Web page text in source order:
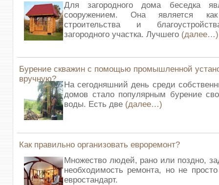
Для загородного дома беседка
сооружением. Она является
строительства и
загородного участка. Лучшего (далее…)
Бурение скважин с помощью промышленной
вручную?
На сегодняшний день среди
домов стало популярным бурение
воды. Есть две (далее…)
Как правильно организовать евроремонт?
Множество людей, рано или поздно,
необходимость ремонта, но не
евростандарт.